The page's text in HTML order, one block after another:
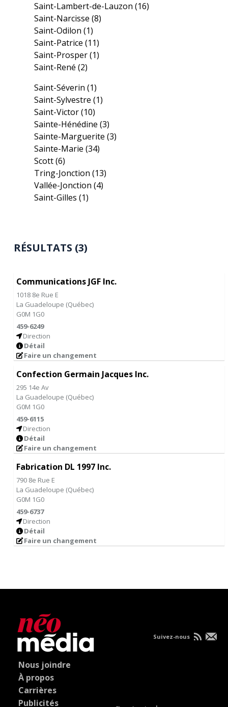
Saint-Lambert-de-Lauzon(16)
Saint-Narcisse(8)
Saint-Odilon(1)
Saint-Patrice(11)
Saint-Prosper(1)
Saint-René(2)
Saint-Séverin(1)
Saint-Sylvestre(1)
Saint-Victor(10)
Sainte-Hénédine(3)
Sainte-Marguerite(3)
Sainte-Marie(34)
Scott(6)
Tring-Jonction(13)
Vallée-Jonction(4)
Saint-Gilles(1)
RÉSULTATS (3)
Communications JGF Inc.
1018 8e Rue E
La Guadeloupe (Québec)
G0M 1G0
459-6249
Direction
Détail
Faire un changement
Confection Germain Jacques Inc.
295 14e Av
La Guadeloupe (Québec)
G0M 1G0
459-6115
Direction
Détail
Faire un changement
Fabrication DL 1997 Inc.
790 8e Rue E
La Guadeloupe (Québec)
G0M 1G0
459-6737
Direction
Détail
Faire un changement
Nous joindre
À propos
Carrières
Publicités
Suivez-nous